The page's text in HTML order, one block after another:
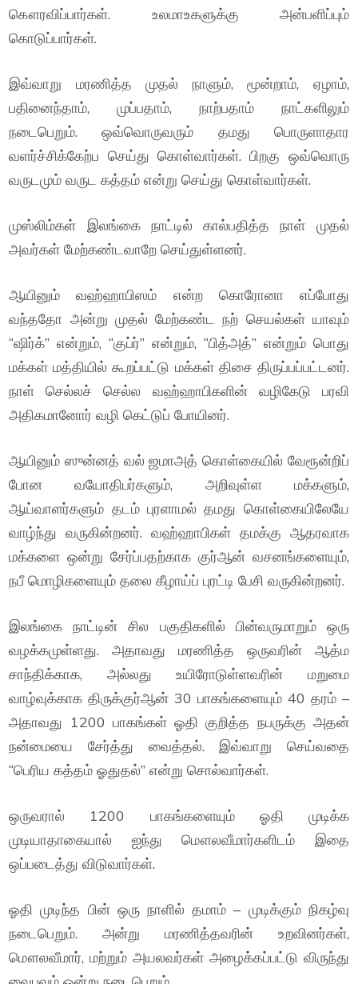
கௌரவிப்பார்கள். உலமாஉகளுக்கு அன்பளிப்பும்
கொடுப்பார்கள்.
இவ்வாறு மரணித்த முதல் நாளும், மூன்றாம், ஏழாம்,
பதினைந்தாம், முப்பதாம், நாற்பதாம் நாட்களிலும்
நடைபெறும். ஒவ்வொருவரும் தமது பொருளாதார
வளர்ச்சிக்கேற்ப செய்து கொள்வார்கள். பிறகு ஒவ்வொரு
வருடமும் வருட கத்தம் என்று செய்து கொள்வார்கள்.
முஸ்லிம்கள் இலங்கை நாட்டில் கால்பதித்த நாள் முதல்
அவர்கள் மேற்கண்டவாறே செய்துள்ளனர்.
ஆயினும் வஹ்ஹாபிஸம் என்ற கொரோனா எப்போது
வந்ததோ அன்று முதல் மேற்கண்ட நற் செயல்கள் யாவும்
“ஷிர்க்” என்றும், “குப்ர்” என்றும், “பித்அத்” என்றும் பொது
மக்கள் மத்தியில் கூறப்பட்டு மக்கள் திசை திருப்பப்பட்டனர்.
நாள் செல்லச் செல்ல வஹ்ஹாபிகளின் வழிகேடு பரவி
அதிகமானோர் வழி கெட்டுப் போயினர்.
ஆயினும் ஸுன்னத் வல் ஜமாஅத் கொள்கையில் வேரூன்றிப்
போன வயோதிபர்களும், அறிவுள்ள மக்களும்,
ஆய்வாளர்களும் தடம் புரளாமல் தமது கொள்கையிலேயே
வாழ்ந்து வருகின்றனர். வஹ்ஹாபிகள் தமக்கு ஆதரவாக
மக்களை ஒன்று சேர்ப்பதற்காக குர்ஆன் வசனங்களையும்,
நபீ மொழிகளையும் தலை கீழாய்ப் புரட்டி பேசி வருகின்றனர்.
இலங்கை நாட்டின் சில பகுதிகளில் பின்வருமாறும் ஒரு
வழக்கமுள்ளது. அதாவது மரணித்த ஒருவரின் ஆத்ம
சாந்திக்காக, அல்லது உயிரோடுள்ளவரின் மறுமை
வாழ்வுக்காக திருக்குர்ஆன் 30 பாகங்களையும் 40 தரம் –
அதாவது 1200 பாகங்கள் ஓதி குறித்த நபருக்கு அதன்
நன்மையை சேர்த்து வைத்தல். இவ்வாறு செய்வதை
“பெரிய கத்தம் ஓதுதல்” என்று சொல்வார்கள்.
ஒருவரால் 1200 பாகங்களையும் ஓதி முடிக்க
முடியாதாகையால் ஐந்து மௌலவீமார்களிடம் இதை
ஒப்படைத்து விடுவார்கள்.
ஓதி முடிந்த பின் ஒரு நாளில் தமாம் – முடிக்கும் நிகழ்வு
நடைபெறும். அன்று மரணித்தவரின் உறவினர்கள்,
மௌலவீமார், மற்றும் அயலவர்கள் அழைக்கப்பட்டு விருந்து